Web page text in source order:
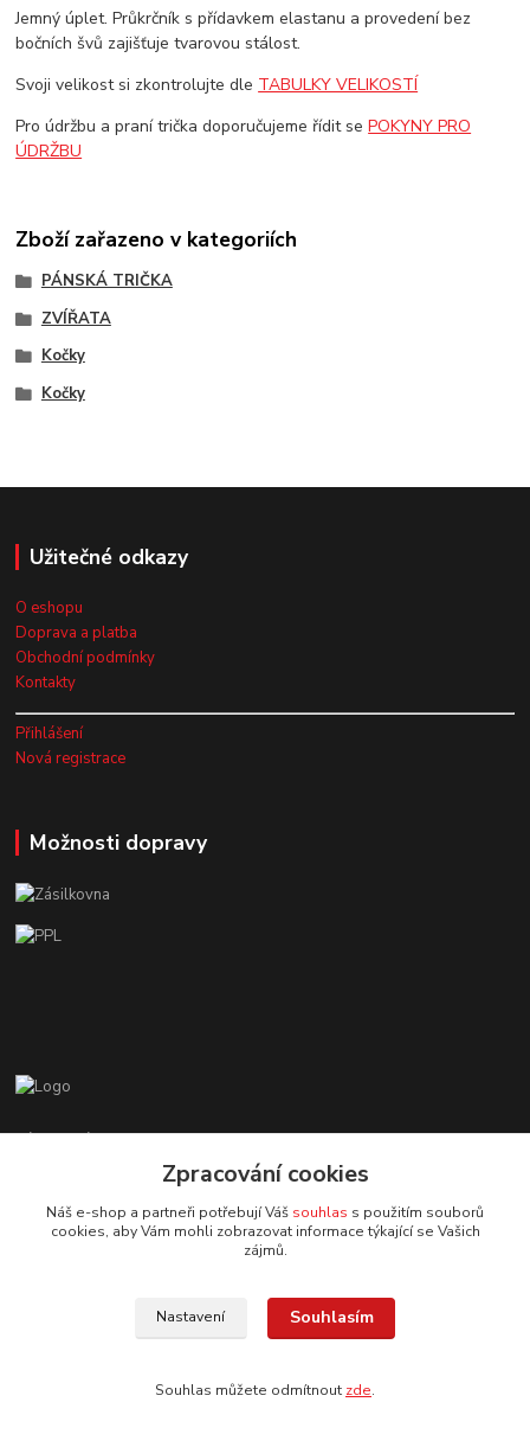
Jemný úplet. Průkrčník s přídavkem elastanu a provedení bez
bočních švů zajišťuje tvarovou stálost.
Svoji velikost si zkontrolujte dle TABULKY VELIKOSTÍ
Pro údržbu a praní trička doporučujeme řídit sePOKYNY PRO
ÚDRŽBU
Zboží zařazeno v kategoriích
PÁNSKÁ TRIČKA
ZVÍŘATA
Kočky
Kočky
Užitečné odkazy
O eshopu
Doprava a platba
Obchodní podmínky
Kontakty
Přihlášení
Nová registrace
Možnosti dopravy
Zákaznická podpora EshopMB.cz
+420 606 622 002
eshopmb@seznam.cz
© Copyright 2024 Martha Black
Zpracování cookies
Náš e-shop a partneři potřebují Váš souhlas s použitím souborů
cookies, aby Vám mohli zobrazovat informace týkající se Vašich
zájmů.
Nastavení Souhlasím
Souhlas můžete odmítnout zde.